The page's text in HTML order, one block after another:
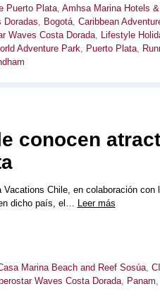
Puerto Plata, Amhsa Marina Hotels
Doradas, Bogotá, Caribbean
Waves Costa Dorada, Lifestyle
Adventure Park, Puerto Plata,
conocen
Vacations Chile, en colaboración con
dicho país, el… Leer más
Marina Beach and Reef Sosúa,
Iberostar Waves Costa Dorada, Panam,